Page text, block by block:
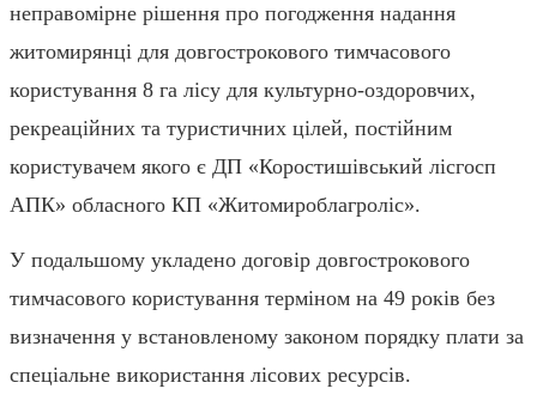
неправомірне рішення про погодження надання
житомирянці для довгострокового тимчасового
користування 8 га лісу для культурно-оздоровчих,
рекреаційних та туристичних цілей, постійним
користувачем якого є ДП «Коростишівський лісгосп
АПК» обласного КП «Житомироблагроліс».
У подальшому укладено договір довгострокового
тимчасового користування терміном на 49 років без
визначення у встановленому законом порядку плати за
спеціальне використання лісових ресурсів.